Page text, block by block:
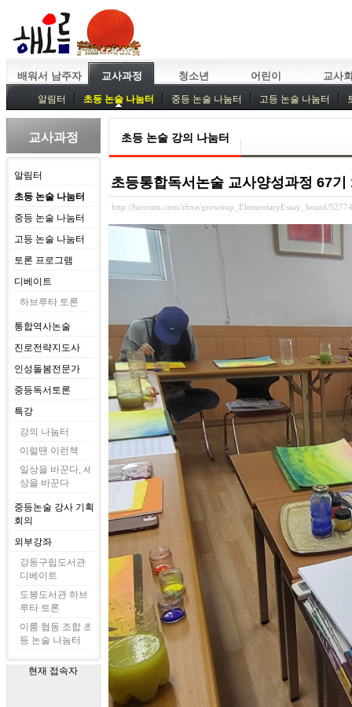
배워서 남주자 교사과정 청소년 어린이 교사
알림터 초등 논술 나눔터 중등 논술 나눔터 고등 논술 나눔터
중등독서토론
특강 중등논술 강사 기획회의 외부강좌
교사과정
알림터
초등 논술 나눔터
중등 논술 나눔터
고등 논술 나눔터
토론 프로그램
디베이트
하브루타 토론
통합역사논술
진로전략지도사
인성돌봄전문가
중등독서토론
특강
강의 나눔터
이럴땐 이런책
일상을 바꾼다, 세
상을 바꾼다
중등논술 강사 기획
회의
외부강좌
강동구립도서관
디베이트
도봉도서관 하브
루타 토론
이룸 협동 조합 초
등 논술 나눔터
현재 접속자
초등 논술 강의 나눔터
초등통합독서논술 교사양성과정 67
http://heorum.com/zbxe/grownup_ElementaryEssay_board/